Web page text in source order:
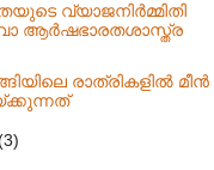
വ്യാജനിർമ്മിതി
ആർഷഭാരതശാസ്ത്ര
രാത്രികളിൽ മീൻ